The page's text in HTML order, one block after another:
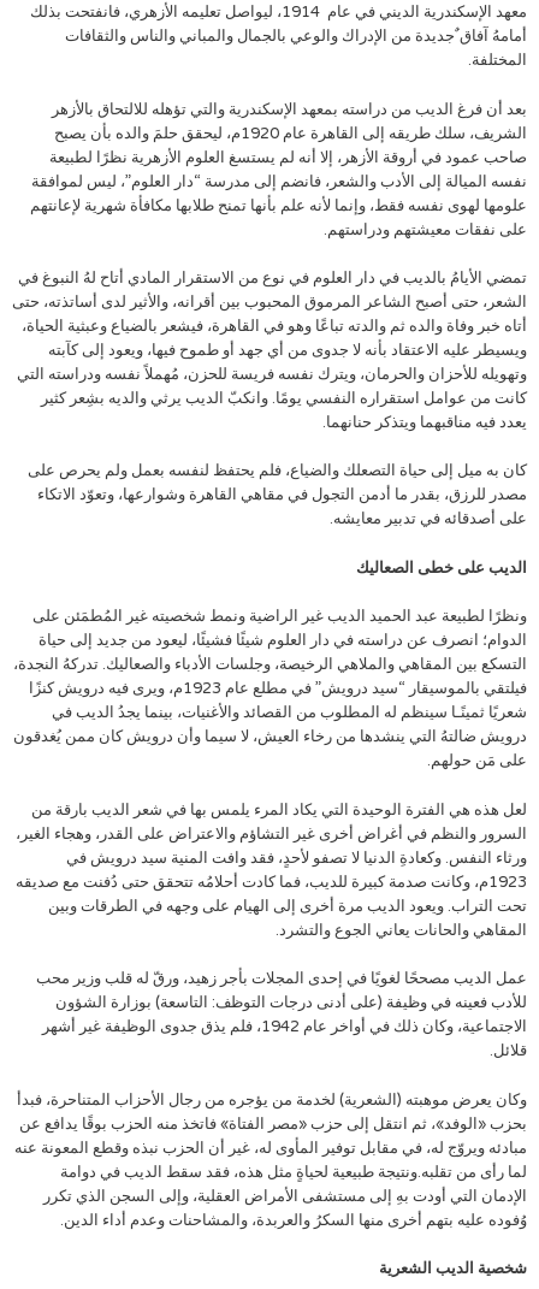
معهد الإسكندرية الديني في عام 1914، ليواصل تعليمه الأزهري، فانفتحت بذلك
أمامهُ آفاق ٌجديدة من الإدراك والوعي بالجمال والمباني والناس والثقافات
المختلفة.
بعد أن فرغ الديب من دراسته بمعهد الإسكندرية والتي تؤهله للالتحاق بالأزهر
الشريف، سلك طريقه إلى القاهرة عام 1920م، ليحقق حلمَ والده بأن يصبح
صاحب عمود في أروقة الأزهر، إلا أنه لم يستسغ العلوم الأزهرية نظرًا لطبيعة
نفسه الميالة إلى الأدب والشعر، فانضم إلى مدرسة “دار العلوم”، ليس لموافقة
علومها لهوى نفسه فقط، وإنما لأنه علم بأنها تمنح طلابها مكافأة شهرية لإعانتهم
على نفقات معيشتهم ودراستهم.
تمضي الأيامُ بالديب في دار العلوم في نوع من الاستقرار المادي أتاح لهُ النبوغ في
الشعر، حتى أصبح الشاعر المرموق المحبوب بين أقرانه، والأثير لدى أساتذته، حتى
أتاه خبر وفاة والده ثم والدته تباعًا وهو في القاهرة، فيشعر بالضياع وعبثية الحياة،
ويسيطر عليه الاعتقاد بأنه لا جدوى من أي جهد أو طموح فيها، ويعود إلى كآبته
وتهويله للأحزان والحرمان، ويترك نفسه فريسة للحزن، مُهملاً نفسه ودراسته التي
كانت من عوامل استقراره النفسي يومًا. وانكبّ الديب يرثي والديه بشِعر كثير
يعدد فيه مناقبهما ويتذكر حنانهما.
كان به ميل إلى حياة التصعلك والضياع، فلم يحتفظ لنفسه بعمل ولم يحرص على
مصدر للرزق، بقدر ما أدمن التجول في مقاهي القاهرة وشوارعها، وتعوّد الاتكاء
على أصدقائه في تدبير معايشه.
الديب على خطى الصعاليك
ونظرًا لطبيعة عبد الحميد الديب غير الراضية ونمط شخصيته غير المُطمَئن على
الدوام؛ انصرف عن دراسته في دار العلوم شيئًا فشيئًا، ليعود من جديد إلى حياة
التسكع بين المقاهي والملاهي الرخيصة، وجلسات الأدباء والصعاليك. تدركهُ النجدة،
فيلتقي بالموسيقار “سيد درويش” في مطلع عام 1923م، ويرى فيه درويش كنزًا
شعريًا ثمينًـا سينظم له المطلوب من القصائد والأغنيات، بينما يجدُ الديب في
درويش ضالتهُ التي ينشدها من رخاء العيش، لا سيما وأن درويش كان ممن يُغدقون
على مَن حولهم.
لعل هذه هي الفترة الوحيدة التي يكاد المرء يلمس بها في شعر الديب بارقة من
السرور والنظم في أغراض أخرى غير التشاؤم والاعتراض على القدر، وهجاء الغير،
ورثاء النفس. وكعادةِ الدنيا لا تصفو لأحدٍ، فقد وافت المنية سيد درويش في
1923م، وكانت صدمة كبيرة للديب، فما كادت أحلامُه تتحقق حتى دُفنت مع صديقه
تحت التراب. ويعود الديب مرة أخرى إلى الهيام على وجهه في الطرقات وبين
المقاهي والحانات يعاني الجوع والتشرد.
عمل الديب مصححًا لغويًا في إحدى المجلات بأجر زهيد، ورقّ له قلب وزير محب
للأدب فعينه في وظيفة (على أدنى درجات التوظف: التاسعة) بوزارة الشؤون
الاجتماعية، وكان ذلك في أواخر عام 1942، فلم يذق جدوى الوظيفة غير أشهر
قلائل.
وكان يعرض موهبته (الشعرية) لخدمة من يؤجره من رجال الأحزاب المتناحرة، فبدأ
بحزب «الوفد»، ثم انتقل إلى حزب «مصر الفتاة» فاتخذ منه الحزب بوقًا يدافع عن
مبادئه ويروّج له، في مقابل توفير المأوى له، غير أن الحزب نبذه وقطع المعونة عنه
لما رأى من تقلبه.ونتيجة طبيعية لحياةٍ مثل هذه، فقد سقط الديب في دوامة
الإدمان التي أودت بهِ إلى مستشفى الأمراض العقلية، وإلى السجن الذي تكرر
وُفوده عليه بتهم أخرى منها السكرُ والعربدة، والمشاحنات وعدم أداء الدين.
شخصية الديب الشعرية